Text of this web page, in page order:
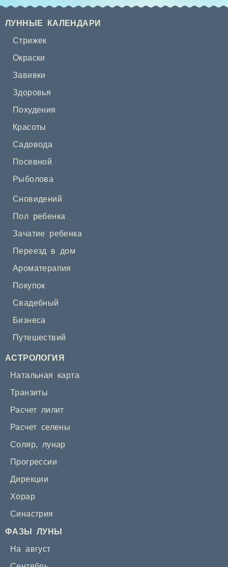
ЛУННЫЕ КАЛЕНДАРИ
Стрижек
Окраски
Завивки
Здоровья
Похудения
Красоты
Садовода
Посевной
Рыболова
Сновидений
Пол ребенка
Зачатие ребенка
Переезд в дом
Ароматерапия
Покупок
Свадебный
Бизнеса
Путешествий
АСТРОЛОГИЯ
Натальная карта
Транзиты
Расчет лилит
Расчет селены
Соляр, лунар
Прогрессии
Дирекции
Хорар
Синастрия
ФАЗЫ ЛУНЫ
На август